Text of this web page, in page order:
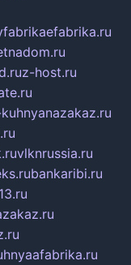
z-host.ru
vlknrussia.ru
bankaribi.ru